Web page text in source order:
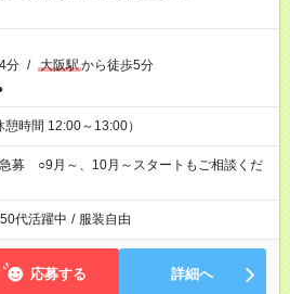
分 / 大阪駅から徒歩5分
時間 12:00～13:00）
募 ○9月～、10月～スタートもご相談くだ
代活躍中 / 服装自由
応募する 詳細へ